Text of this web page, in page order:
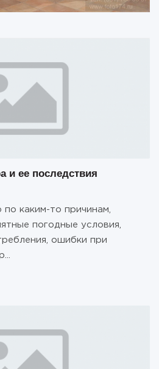
и ее последствия
каким-то причинам,
погодные условия,
ошибки при